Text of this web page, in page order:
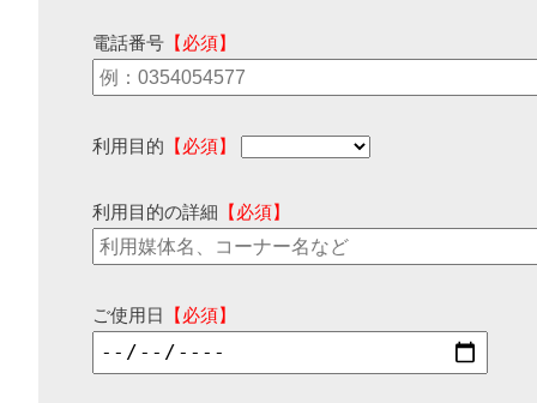
電話番号 【必須】
利用目的 【必須】
利用目的の詳細 【必須】
ご使用日 【必須】